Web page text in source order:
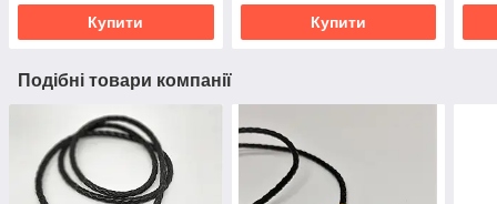
Купити Купити
Подібні товари компанії